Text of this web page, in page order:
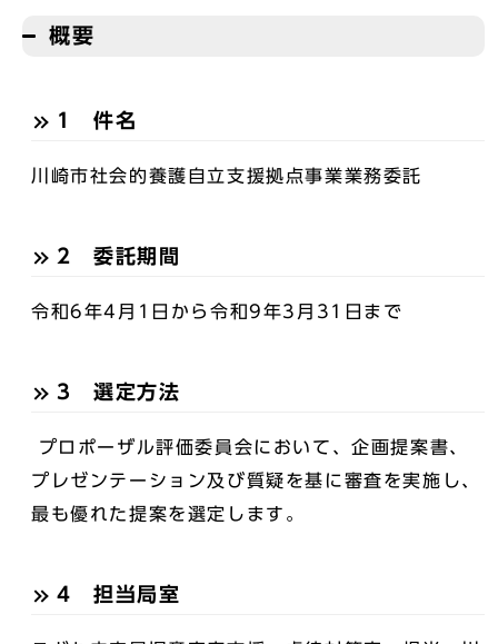
概要
1 件名
川崎市社会的養護自立支援拠点事業業務委託
2 委託期間
令和6年4月1日から令和9年3月31日まで
3 選定方法
プロポーザル評価委員会において、企画提案書、
プレゼンテーション及び質疑を基に審査を実施し、
最も優れた提案を選定します。
4 担当局室